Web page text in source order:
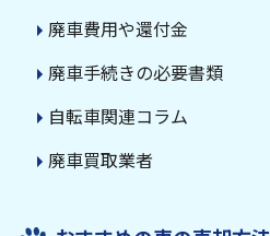
廃車費用や還付金
廃車手続きの必要書類
自転車関連コラム
廃車買取業者